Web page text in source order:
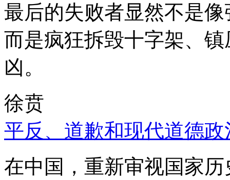
最后的失败者显然不是
而是疯狂拆毁十字架、
凶。
徐贲
平反、道歉和现代道德政
在中国，重新审视国家